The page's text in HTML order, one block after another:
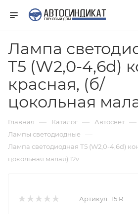
Лампа
Т5 (W2,0-4,6d)
красная, (б/
цокольная
Главная — Каталог — Автосвет —
Лампы светодиодные —
Лампа светодиодная Т5 (W2,0-4,6d)
цокольная малая) 12v
Артикул: T5 R